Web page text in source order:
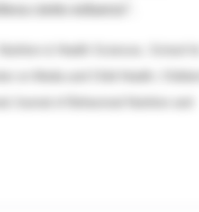
cierto esfuerzo".